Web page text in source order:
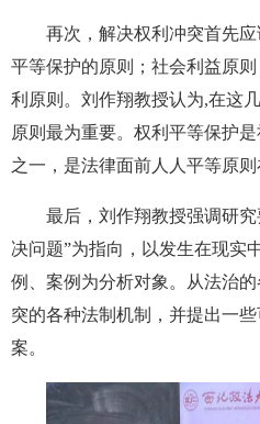
再次，解决权利冲突首先
平等保护的原则；社会利益原
利原则。刘作翔教授认为,在这
原则最为重要。权利平等保护
之一，是法律面前人人平等原则
最后，刘作翔教授强调研
决问题”为指向，以发生在现实
例、案例为分析对象。从法治
突的各种法制机制，并提出一
案。